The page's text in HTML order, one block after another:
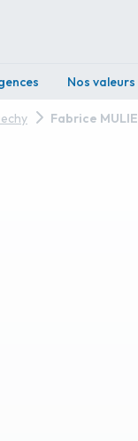
Nos valeurs
Fabrice